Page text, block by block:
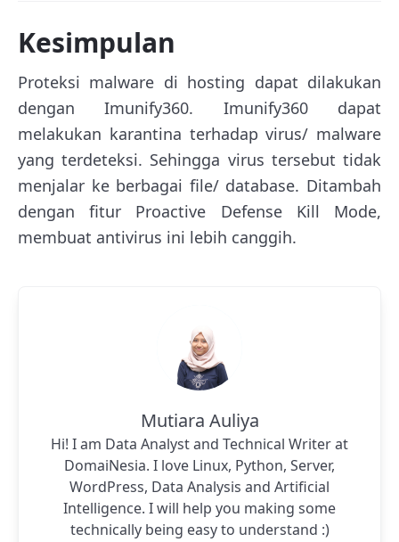
Kesimpulan
Proteksi malware di hosting dapat dilakukan
dengan Imunify360. Imunify360 dapat
melakukan karantina terhadap virus/ malware
yang terdeteksi. Sehingga virus tersebut tidak
menjalar ke berbagai file/ database. Ditambah
dengan fitur Proactive Defense Kill Mode,
membuat antivirus ini lebih canggih.
Mutiara Auliya
Hi! I am Data Analyst and Technical Writer at
DomaiNesia. I love Linux, Python, Server,
WordPress, Data Analysis and Artificial
Intelligence. I will help you making some
technically being easy to understand :)